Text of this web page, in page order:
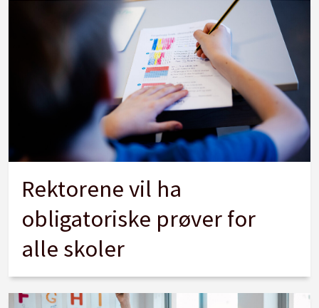
Rektorene vil ha
obligatoriske prøver for
alle skoler